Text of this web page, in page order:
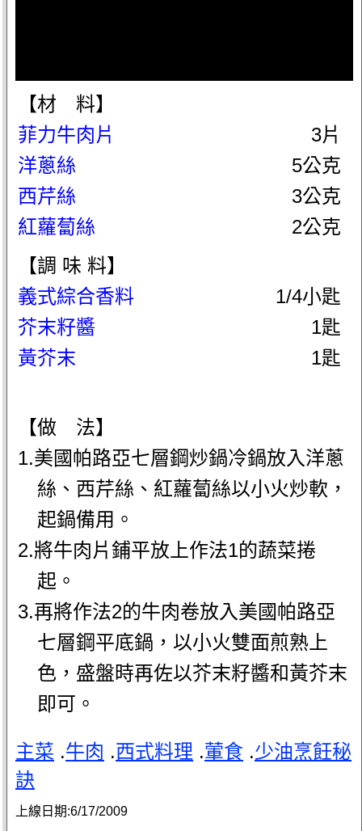
【材 料】
菲力牛肉片
3片
洋蔥絲
5公克
西芹絲
3公克
紅蘿蔔絲
2公克
【調 味 料】
義式綜合香料
1/4小匙
芥末籽醬
1匙
黃芥末
1匙
【做 法】
1.美國帕路亞七層鋼炒鍋冷鍋放入洋蔥
絲、西芹絲、紅蘿蔔絲以小火炒軟，
起鍋備用。
2.將牛肉片鋪平放上作法1的蔬菜捲
起。
3.再將作法2的牛肉卷放入美國帕路亞
七層鋼平底鍋，以小火雙面煎熟上
色，盛盤時再佐以芥末籽醬和黃芥末
即可。
主菜 .牛肉 .西式料理 .葷食 .少油烹飪秘
訣
上線日期:6/17/2009